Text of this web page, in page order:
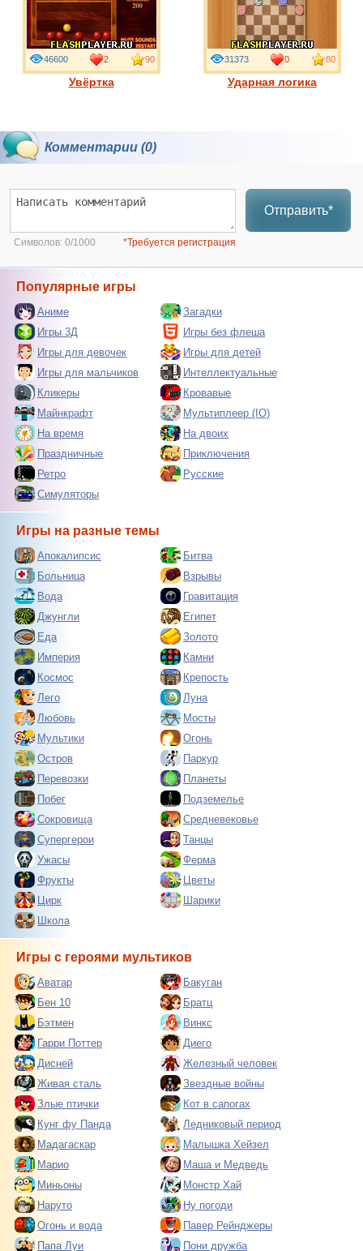
Увёртка
46600 2 90
Ударная логика
31373 0 80
Комментарии (0)
Отправить*
Символов: 0/1000 *Требуется регистрация
Популярные игры
Аниме
Загадки
Игры 3Д
Игры без флеша
Игры для девочек
Игры для детей
Игры для мальчиков
Интеллектуальные
Кликеры
Кровавые
Майнкрафт
Мультиплеер (IO)
На время
На двоих
Праздничные
Приключения
Ретро
Русские
Симуляторы
Игры на разные темы
Апокалипсис
Битва
Больница
Взрывы
Вода
Гравитация
Джунгли
Египет
Еда
Золото
Империя
Камни
Космос
Крепость
Лего
Луна
Любовь
Мосты
Мультики
Огонь
Остров
Паркур
Перевозки
Планеты
Побег
Подземелье
Сокровища
Средневековье
Супергерои
Танцы
Ужасы
Ферма
Фрукты
Цветы
Цирк
Шарики
Школа
Игры с героями мультиков
Аватар
Бакуган
Бен 10
Братц
Бэтмен
Винкс
Гарри Поттер
Диего
Дисней
Железный человек
Живая сталь
Звездные войны
Злые птички
Кот в сапогах
Кунг фу Панда
Ледниковый период
Мадагаскар
Малышка Хейзел
Марио
Маша и Медведь
Миньоны
Монстр Хай
Наруто
Ну погоди
Огонь и вода
Павер Рейнджеры
Папа Луи
Пони дружба